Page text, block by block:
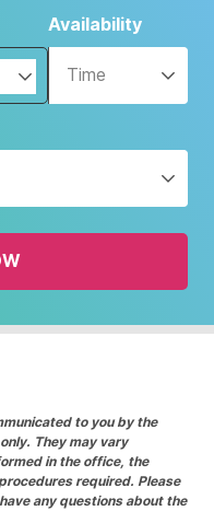
Availability
Time
to you by the
They may vary
in the office, the
required. Please
any questions about the